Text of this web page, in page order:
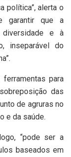
política”, alerta o
garantir que a
e à
inseparável do
para
das
de agruras no
e da saúde.
“pode ser a
baseados em